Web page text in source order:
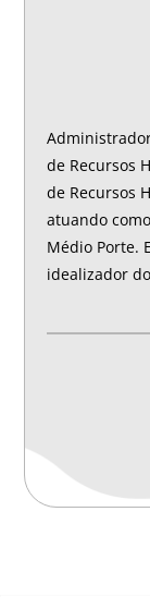
de Recursos
de Recursos
atuando
Médio Porte.
idealizador